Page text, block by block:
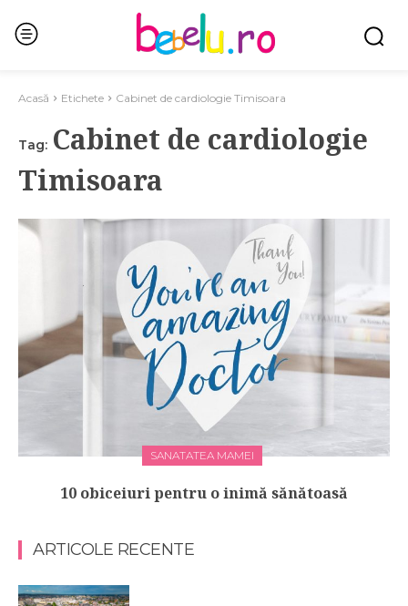
Acasă Etichete Cabinet de cardiologie Timisoara
Tag: Cabinet de cardiologie
Timisoara
SANATATEA MAMEI
10 obiceiuri pentru o inimă sănătoasă
ARTICOLE RECENTE